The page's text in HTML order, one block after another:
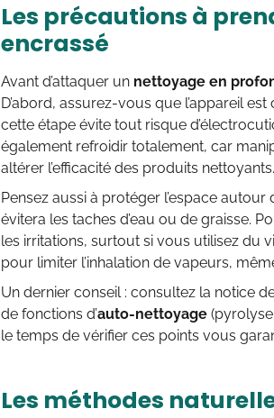
Les précautions à
encrassé
Avant d’attaquer un nettoyage en
D’abord, assurez-vous que l’appareil
cette étape évite tout risque
également refroidir totalement, car
altérer l’efficacité des produits nettoyants.
Pensez aussi à protéger l’espace
évitera les taches d’eau ou de graisse.
les irritations, surtout si vous utilisez du
pour limiter l’inhalation de vapeurs,
Un dernier conseil : consultez la notice
de fonctions d’auto-nettoyage
le temps de vérifier ces points vous
Les méthodes